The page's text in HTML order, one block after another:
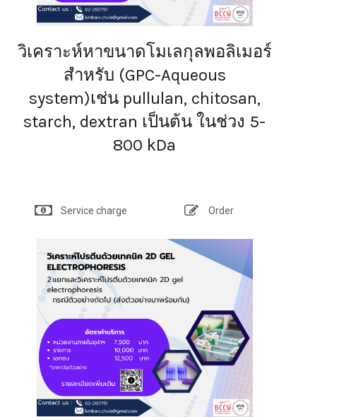
วิเคราะห์หาขนาดโมเลกุลพอลิเมอร์
สำหรับ (GPC-Aqueous
system)เช่น pullulan, chitosan,
starch, dextran เป็นต้น ในช่วง 5-
800 kDa
Service charge Order